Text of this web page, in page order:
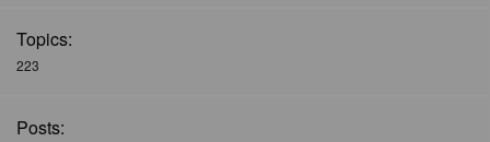
Topics:
223
Posts: